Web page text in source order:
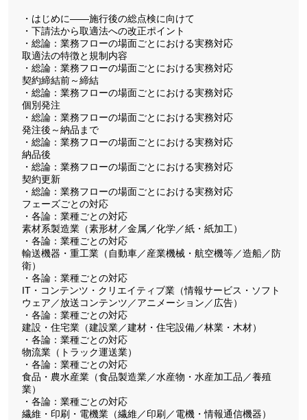
・はじめに――施行後の総点検に向けて
・下請法から取適法への改正ポイント
・総論：業務フローの場面ごとにおける実務対応
取適法の特徴と規制内容
・総論：業務フローの場面ごとにおける実務対応
契約締結前～締結
・総論：業務フローの場面ごとにおける実務対応
個別発注
・総論：業務フローの場面ごとにおける実務対応
発注後～納品まで
・総論：業務フローの場面ごとにおける実務対応
納品後
・総論：業務フローの場面ごとにおける実務対応
契約更新
・総論：業務フローの場面ごとにおける実務対応
フェーズごとの対応
・各論：業種ごとの対応
素材系製造業（素形材／金属／化学／紙・紙加工）
・各論：業種ごとの対応
輸送機器・重工業（自動車／産業機械・航空機等／造船／防
衛）
・各論：業種ごとの対応
IT・コンテンツ・クリエイティブ業（情報サービス・ソフト
ウェア／放送コンテンツ／アニメーション／広告）
・各論：業種ごとの対応
建設・住宅業（建設業／建材・住宅設備／林業・木材）
・各論：業種ごとの対応
物流業（トラック運送業）
・各論：業種ごとの対応
食品・農水産業（食品製造業／水産物・水産加工品／養殖
業）
・各論：業種ごとの対応
繊維・印刷・電機業（繊維／印刷／電機・情報通信機器）